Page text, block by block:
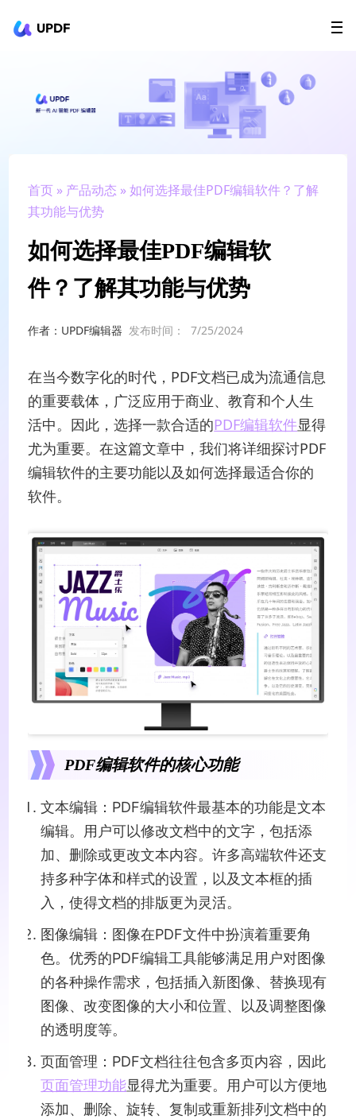
UPDF
AI Agents
政企采购
升级会员
首页 » 产品动态 » 如何选择最佳PDF编辑软件？了解
其功能与优势
如何选择最佳PDF编辑软
件？了解其功能与优势
作者：UPDF编辑器 发布时间： 7/25/2024
在当今数字化的时代，PDF文档已成为流通信息
的重要载体，广泛应用于商业、教育和个人生
活中。因此，选择一款合适的PDF编辑软件显得
尤为重要。在这篇文章中，我们将详细探讨PDF
编辑软件的主要功能以及如何选择最适合你的
软件。
PDF编辑软件的核心功能
文本编辑：PDF编辑软件最基本的功能是文本
编辑。用户可以修改文档中的文字，包括添
加、删除或更改文本内容。许多高端软件还支
持多种字体和样式的设置，以及文本框的插
入，使得文档的排版更为灵活。
图像编辑：图像在PDF文件中扮演着重要角
色。优秀的PDF编辑工具能够满足用户对图像
的各种操作需求，包括插入新图像、替换现有
图像、改变图像的大小和位置、以及调整图像
的透明度等。
页面管理：PDF文档往往包含多页内容，因此
页面管理功能显得尤为重要。用户可以方便地
添加、删除、旋转、复制或重新排列文档中的